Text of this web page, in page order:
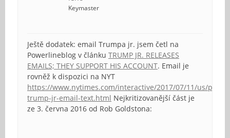
Keymaster
Ještě dodatek: email Trumpa jr. jsem četl na
Powerlineblog v článku TRUMP JR. RELEASES
EMAILS; THEY SUPPORT HIS ACCOUNT. Email je
rovněž k dispozici na NYT
https://www.nytimes.com/interactive/2017/07/11/us/
trump-jr-email-text.html Nejkritizovanější část je
ze 3. června 2016 od Rob Goldstona: